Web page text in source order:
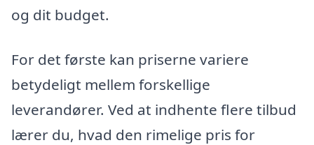
og dit budget.
For det første kan priserne variere
betydeligt mellem forskellige
leverandører. Ved at indhente flere tilbud
lærer du, hvad den rimelige pris for